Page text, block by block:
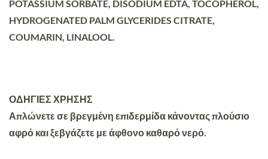
POTASSIUM SORBATE, DISODIUM EDTA, TOCOPHEROL,
HYDROGENATED PALM GLYCERIDES CITRATE,
COUMARIN, LINALOOL.
ΟΔΗΓΙΕΣ ΧΡΗΣΗΣ
Απλώνετε σε βρεγμένη επιδερμίδα κάνοντας πλούσιο
αφρό και ξεβγάζετε με άφθονο καθαρό νερό.